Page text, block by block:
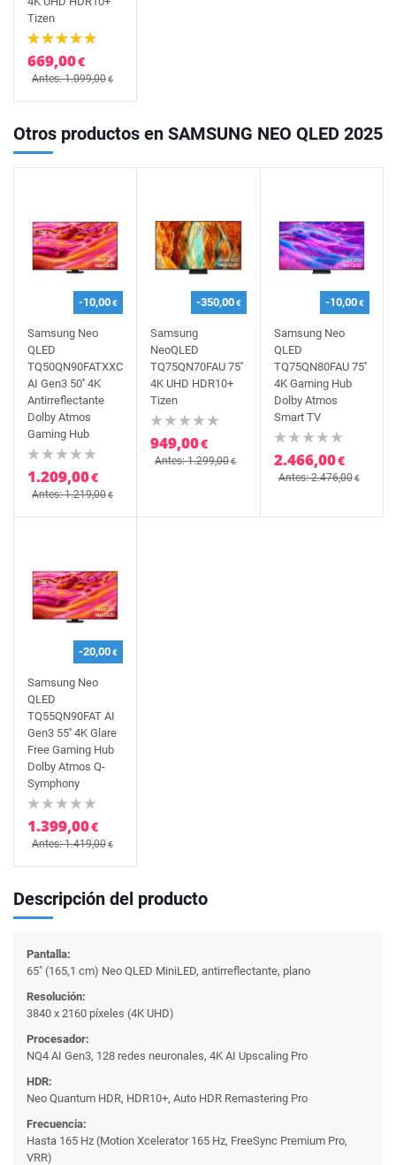
Tizen
669,00€
Antes: 1.099,00€
Otros productos en SAMSUNG NEO QLED 2025
-10,00€
Samsung Neo
QLED
TQ50QN90FATXXC
AI Gen3 50'' 4K
Antirreflectante
Dolby Atmos
Gaming Hub
1.209,00€
Antes: 1.219,00€
-350,00€
Samsung
NeoQLED
TQ75QN70FAU 75''
4K UHD HDR10+
Tizen
949,00€
Antes: 1.299,00€
-10,00€
Samsung Neo
QLED
TQ75QN80FAU 75''
4K Gaming Hub
Dolby Atmos
Smart TV
2.466,00€
Antes: 2.476,00€
-20,00€
Samsung Neo
QLED
TQ55QN90FAT AI
Gen3 55'' 4K Glare
Free Gaming Hub
Dolby Atmos Q-
Symphony
1.399,00€
Antes: 1.419,00€
Descripción del producto
Pantalla:
65" (165,1 cm) Neo QLED MiniLED, antirreflectante, plano
Resolución:
3840 x 2160 píxeles (4K UHD)
Procesador:
NQ4 AI Gen3, 128 redes neuronales, 4K AI Upscaling Pro
HDR:
Neo Quantum HDR, HDR10+, Auto HDR Remastering Pro
Frecuencia:
Hasta 165 Hz (Motion Xcelerator 165 Hz, FreeSync Premium Pro,
VRR)